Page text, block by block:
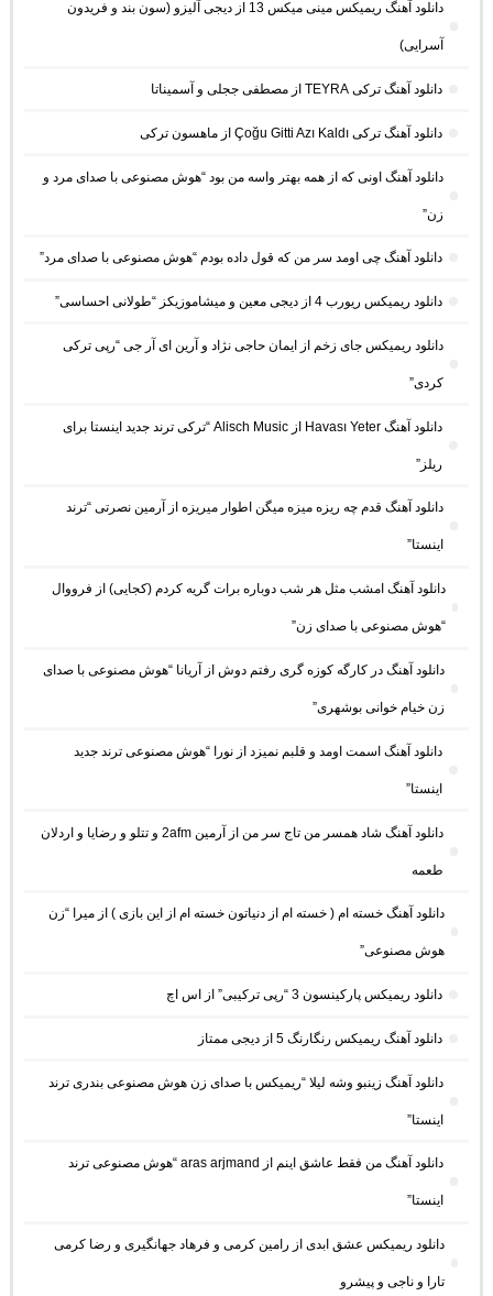
دانلود آهنگ ریمیکس مینی میکس 13 از دیجی آلیزو (سون بند و فریدون
آسرایی)
دانلود آهنگ ترکی TEYRA از مصطفی ججلی و آسمیناتا
دانلود آهنگ ترکی Çoğu Gitti Azı Kaldı از ماهسون ترکی
دانلود آهنگ اونی که از همه بهتر واسه من بود “هوش مصنوعی با صدای مرد و
زن”
دانلود آهنگ چی اومد سر من که قول داده بودم “هوش مصنوعی با صدای مرد”
دانلود ریمیکس ریورب 4 از دیجی معین و میشاموزیکز “طولانی احساسی”
دانلود ریمیکس جای زخم از ایمان حاجی نژاد و آرین ای آر جی “رپی ترکی
کردی”
دانلود آهنگ Havası Yeter از Alisch Music “ترکی ترند جدید اینستا برای
ریلز”
دانلود آهنگ ﻗﺪم ﭼﻪ رﻳﺰه ﻣﻴﺰه ﻣﻴﮕﻦ اﻃﻮار ﻣﻴﺮﻳﺰه از آرمین نصرتی “ترند
اینستا”
دانلود آهنگ امشب مثل هر شب دوباره برات گریه کردم (کجایی) از فرووال
“هوش مصنوعی با صدای زن”
دانلود آهنگ در کارگه کوزه گری رفتم دوش از آریانا “هوش مصنوعی با صدای
زن خیام خوانی بوشهری”
دانلود آهنگ اسمت اومد و قلبم نمیزد از نورا “هوش مصنوعی ترند جدید
اینستا”
دانلود آهنگ شاد همسر من تاج سر من از آرمین 2afm و تتلو و رضایا و اردلان
طعمه
دانلود آهنگ خسته ام ( خسته ام از دنیاتون خسته ام از این بازی ) از میرا “زن
هوش مصنوعی”
دانلود ریمیکس پارکینسون 3 “رپی ترکیبی” از اس اچ
دانلود آهنگ ریمیکس رنگارنگ 5 از دیجی ممتاز
دانلود آهنگ زینبو وشه لیلا “ریمیکس با صدای زن هوش مصنوعی بندری ترند
اینستا”
دانلود آهنگ من فقط عاشق اینم از aras arjmand “هوش مصنوعی ترند
اینستا”
دانلود ریمیکس عشق ابدی از رامین کرمی و فرهاد جهانگیری و رضا کرمی
تارا و ناجی و پیشرو